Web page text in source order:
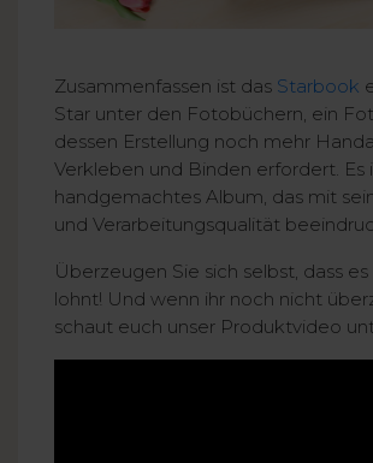
Zusammenfassen ist das Starbook
Star unter den Fotobüchern, ein
dessen Erstellung noch mehr
Verkleben und Binden erfordert. Es
handgemachtes Album, das mit
und Verarbeitungsqualität
Überzeugen Sie sich selbst, dass
lohnt! Und wenn ihr noch nicht
schaut euch unser Produktvideo